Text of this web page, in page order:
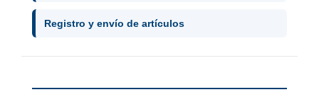
Registro y envío de artículos